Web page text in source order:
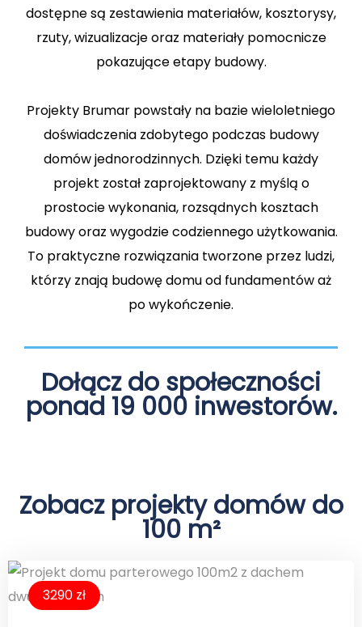
dostępne są zestawienia materiałów, kosztorysy,
rzuty, wizualizacje oraz materiały pomocnicze
pokazujące etapy budowy.
Projekty Brumar powstały na bazie wieloletniego
doświadczenia zdobytego podczas budowy
domów jednorodzinnych. Dzięki temu każdy
projekt został zaprojektowany z myślą o
prostocie wykonania, rozsądnych kosztach
budowy oraz wygodzie codziennego użytkowania.
To praktyczne rozwiązania tworzone przez ludzi,
którzy znają budowę domu od fundamentów aż
po wykończenie.
Dołącz do społeczności
ponad 19 000 inwestorów.
Zobacz projekty domów do
100 m²
3290 zł